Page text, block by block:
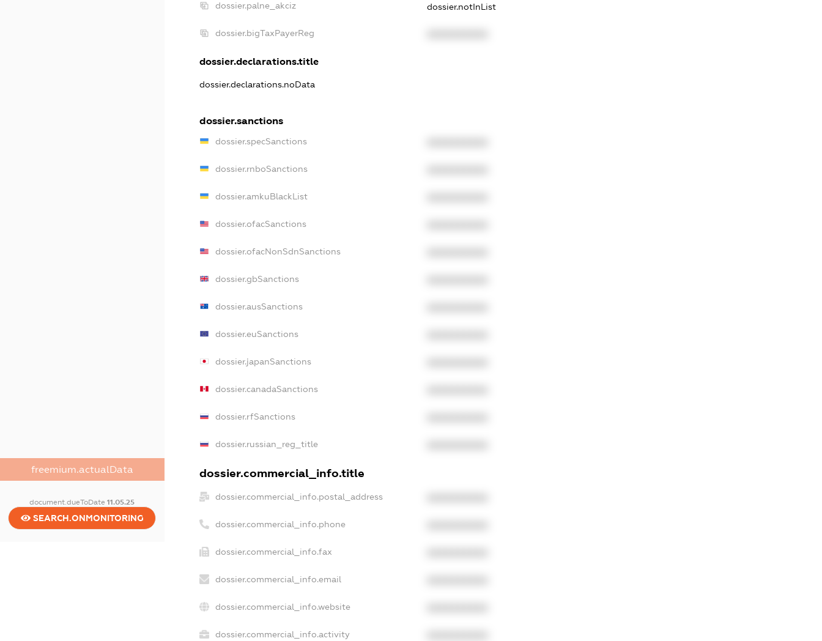
freemium.actualData
document.dueToDate11.05.25
SEARCH.ONMONITORING
dossier.palne_akciz dossier.notInList
dossier.bigTaxPayerReg
dossier.declarations.title
dossier.declarations.noData
dossier.sanctions
dossier.specSanctions
dossier.rnboSanctions
dossier.amkuBlackList
dossier.ofacSanctions
dossier.ofacNonSdnSanctions
dossier.gbSanctions
dossier.ausSanctions
dossier.euSanctions
dossier.japanSanctions
dossier.canadaSanctions
dossier.rfSanctions
dossier.russian_reg_title
dossier.commercial_info.title
dossier.commercial_info.postal_address
dossier.commercial_info.phone
dossier.commercial_info.fax
dossier.commercial_info.email
dossier.commercial_info.website
dossier.commercial_info.activity